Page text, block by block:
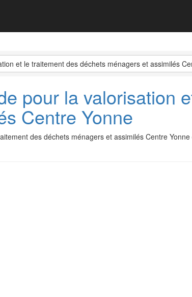
et le traitement des déchets ménagers et assimilés
pour la valorisation
Centre Yonne
des déchets ménagers et assimilés Centre